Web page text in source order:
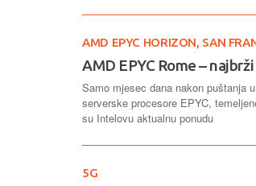
AMD EPYC HORIZON, SAN
AMD EPYC Rome –
Samo mjesec dana nakon puštanja
serverske procesore EPYC,
su Intelovu aktualnu ponudu
5G